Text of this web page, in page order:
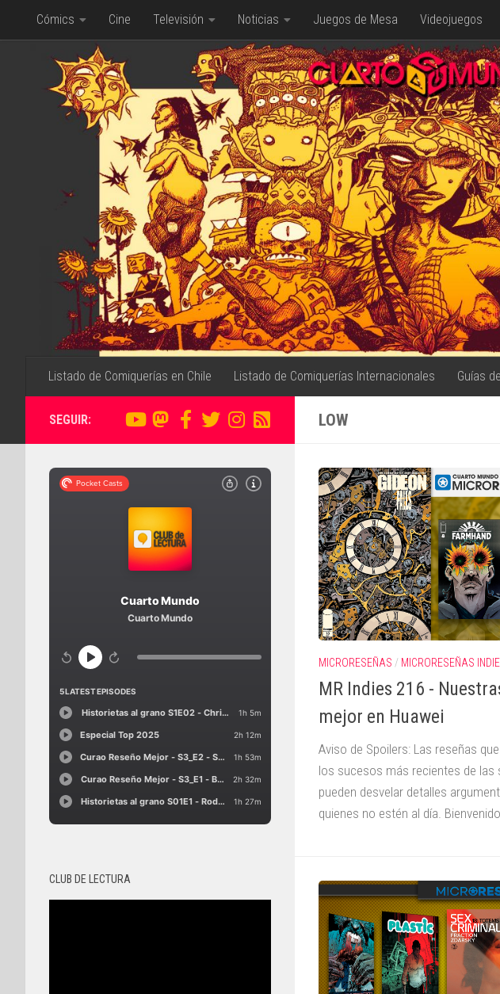
Saltar al contenido
Cómics Cine Televisión Noticias Juegos de Mesa Videojuegos
Listado de Comiquerías en Chile Listado de Comiquerías Internacionales Guías
LOW
MICRORESEÑAS / MICRORESEÑAS
MR Indies 216 -
mejor en Huawei
Aviso de Spoilers: Las reseñas
los sucesos más recientes de las
pueden desvelar detalles
quienes no estén al día.
SEGUIR:
CLUB DE LECTURA